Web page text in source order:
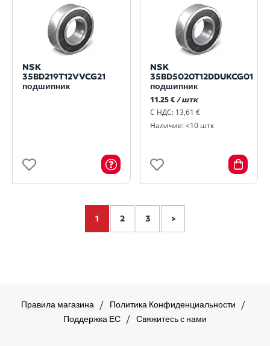
NSK
35BD219T12VVCG21
подшипник
NSK
35BD5020T12DDUKCG01
подшипник
11.25 € / штк
С НДС: 13,61 €
Наличие: <10 штк
1 2 3 >
Правила магазина
Политика Конфиденциальности
Поддержка ЕС
Свяжитесь с нами